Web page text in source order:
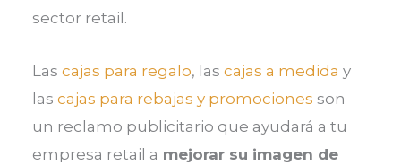
sector retail.
Lascajas para regalo, lascajas a medida y
lascajas para rebajas y promociones son
un reclamo publicitario que ayudará a tu
empresa retail a mejorar su imagen de